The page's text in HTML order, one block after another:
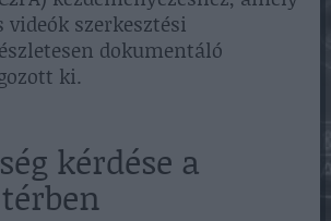
videók szerkesztési
dokumentáló
ki.
kérdése a